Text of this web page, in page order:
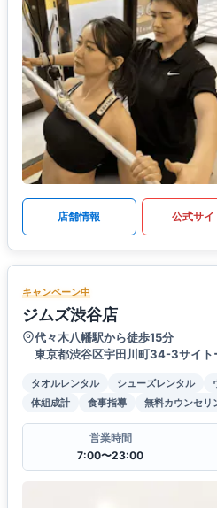
店舗情報 公式サイ
キャンペーン中
ジムズ渋谷店
代々木八幡駅から徒歩15分
東京都渋谷区宇田川町34-3サイト
タオルレンタル シューズレンタル
体組成計
食事指導 無料カウンセリ
営業時間
7:00〜23:00